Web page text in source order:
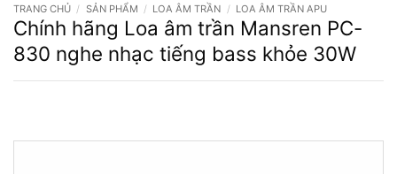
TRANG CHỦ / SẢN PHẨM / LOA ÂM TRẦN / LOA ÂM TRẦN APU
Chính hãng Loa âm trần Mansren PC-
830 nghe nhạc tiếng bass khỏe 30W